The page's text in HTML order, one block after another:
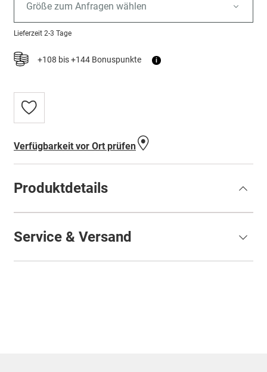
Größe zum Anfragen wählen
Lieferzeit 2-3 Tage
+108 bis +144 Bonuspunkte i
Zur
Wunschliste
Verfügbarkeit vor Ort prüfen
Produktdetails
Service & Versand